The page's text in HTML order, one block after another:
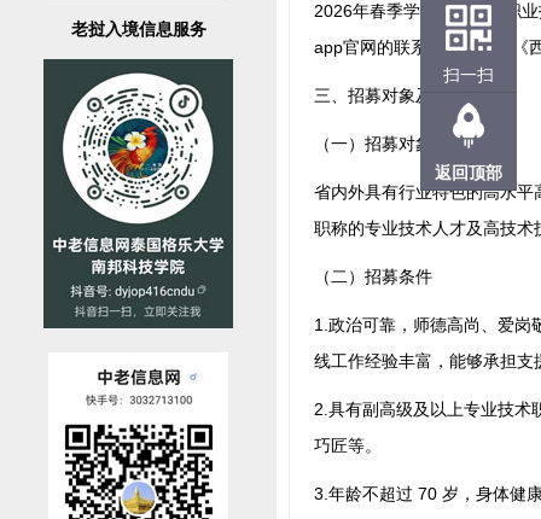
老挝入境信息服务
2026年春季学期西双版纳职
app官网的联系方式请查看《
三、招募对象及条件
（一）招募对象
省内外具有行业特色的高水
职称的专业技术人才及高技术
（二）招募条件
1.政治可靠，师德高尚、爱岗
线工作经验丰富，能够承担
2.具有副高级及以上专业技术
巧匠等。
3.年龄不超过 70 岁，身体健
扫一扫
返回顶部